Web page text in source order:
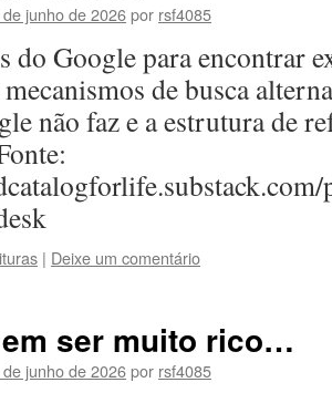
junho de 2026por rsf4085
do Google para encontrar
de busca
não faz e a estrutura de
| Deixe um comentário
ser muito rico…
junho de 2026por rsf4085